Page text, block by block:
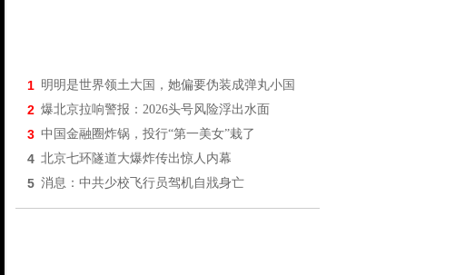
1 明明是世界领土大国，她偏要伪装成弹丸小国
2 爆北京拉响警报：2026头号风险浮出水面
3 中国金融圈炸锅，投行“第一美女”栽了
4 北京七环隧道大爆炸传出惊人内幕
5 消息：中共少校飞行员驾机自戕身亡